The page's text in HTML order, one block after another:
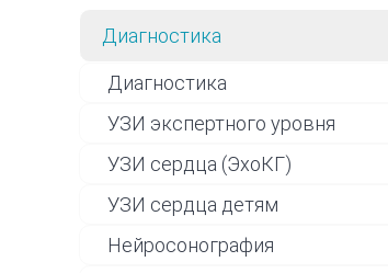
Диагностика
Диагностика
УЗИ экспертного уровня
УЗИ сердца (ЭхоКГ)
УЗИ сердца детям
Нейросонография